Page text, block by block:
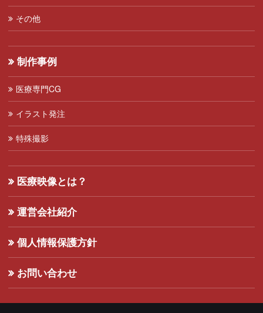
その他
制作事例
医療専門CG
イラスト発注
特殊撮影
医療映像とは？
運営会社紹介
個人情報保護方針
お問い合わせ